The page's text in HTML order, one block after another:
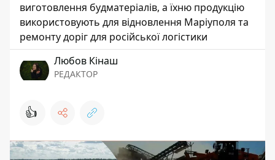
виготовлення будматеріалів, а їхню продукцію
використовують для відновлення Маріуполя та
ремонту доріг для російської логістики
Любов Кінаш
РЕДАКТОР
👍